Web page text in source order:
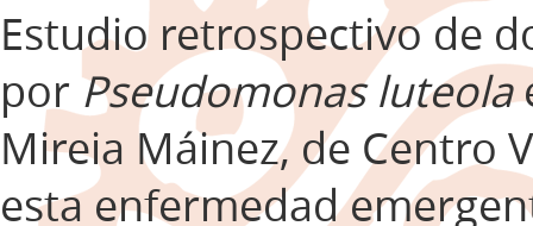
Estudio retrospectivo de
por Pseudomonas luteola
Mireia Máinez, de Centro
esta enfermedad